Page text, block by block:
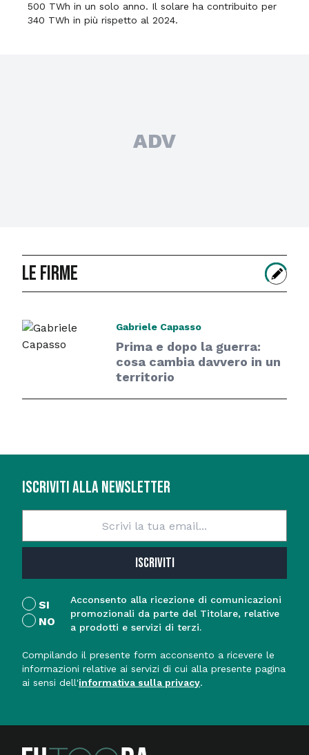
500 TWh in un solo anno. Il solare ha contribuito per
340 TWh in più rispetto al 2024.
ADV
le firme
Gabriele Capasso
Prima e dopo la guerra:
cosa cambia davvero in un
territorio
ISCRIVITI ALLA NEWSLETTER
ISCRIVITI
SI
NO
Acconsento alla ricezione di comunicazioni
promozionali da parte del Titolare, relative
a prodotti e servizi di terzi.
Compilando il presente form acconsento a ricevere le
informazioni relative ai servizi di cui alla presente pagina
ai sensi dell'informativa sulla privacy.